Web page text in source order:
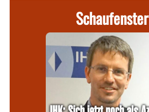
Schaufenster